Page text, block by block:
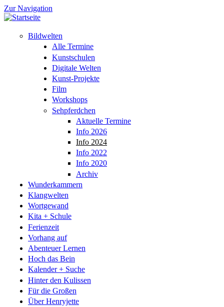
Zur Navigation
Bildwelten
Alle Termine
Kunstschulen
Digitale Welten
Kunst-Projekte
Film
Workshops
Sehpferdchen
Aktuelle Termine
Info 2026
Info 2024
Info 2022
Info 2020
Archiv
Wunderkammern
Klangwelten
Wortgewand
Kita + Schule
Ferienzeit
Vorhang auf
Abenteuer Lernen
Hoch das Bein
Kalender + Suche
Hinter den Kulissen
Für die Großen
Über Henryjette